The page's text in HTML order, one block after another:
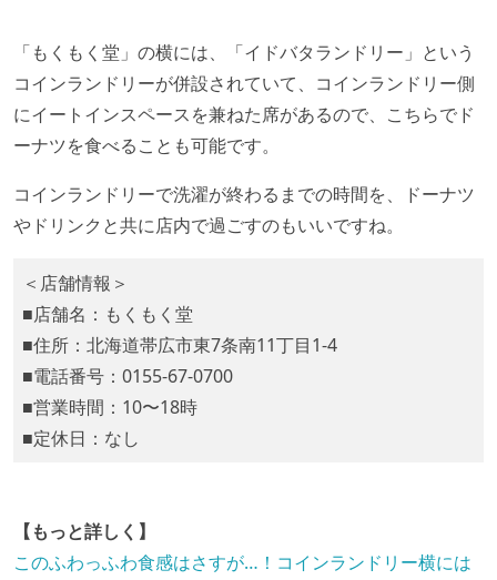
「もくもく堂」の横には、「イドバタランドリー」という
コインランドリーが併設されていて、コインランドリー側
にイートインスペースを兼ねた席があるので、こちらでド
ーナツを食べることも可能です。
コインランドリーで洗濯が終わるまでの時間を、ドーナツ
やドリンクと共に店内で過ごすのもいいですね。
＜店舗情報＞
■店舗名：もくもく堂
■住所：北海道帯広市東7条南11丁目1-4
■電話番号：0155-67-0700
■営業時間：10〜18時
■定休日：なし
【もっと詳しく】
このふわっふわ食感はさすが…！コインランドリー横には